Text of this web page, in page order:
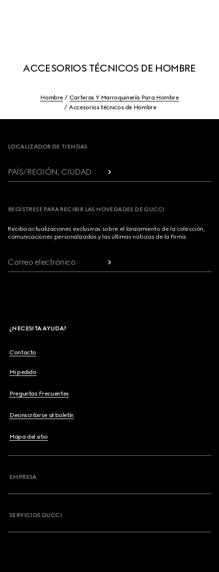
ACCESORIOS TÉCNICOS DE HOMBRE
Hombre
Carteras Y Marroquinería Para Hombre
Accesorios técnicos de Hombre
LOCALIZADOR DE TIENDAS
PAÍS/REGIÓN, CIUDAD
REGÍSTRESE PARA RECIBIR LAS NOVEDADES DE GUCCI
Reciba actualizaciones exclusivas sobre el lanzamiento de la colección,
comunicaciones personalizadas y las últimas noticias de la Firma.
Correo electrónico
¿NECESITA AYUDA?
Contacto
Mi pedido
Preguntas Frecuentes
Desinscribirse al boletín
Mapa del sitio
EMPRESA
SERVICIOS GUCCI